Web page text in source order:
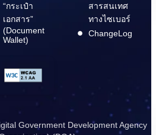
“กระเป๋า
เอกสาร”
(Document
Wallet)
สารสนเทศ
ทางไซเบอร์
ChangeLog
Government Development Agency